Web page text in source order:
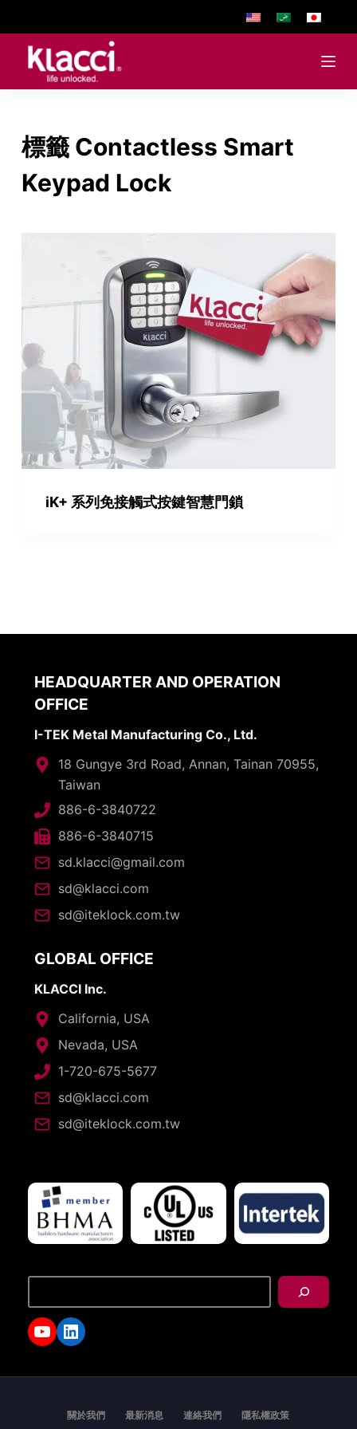
標籤Contactless Smart
Keypad Lock
iK+ 系列免接觸式按鍵智慧門鎖
HEADQUARTER AND OPERATION
OFFICE
I-TEK Metal Manufacturing Co., Ltd.
18 Gungye 3rd Road, Annan, Tainan 70955,
Taiwan
886-6-3840722
886-6-3840715
sd.klacci@gmail.com
sd@klacci.com
sd@iteklock.com.tw
GLOBAL OFFICE
KLACCI Inc.
California, USA
Nevada, USA
1-720-675-5677
sd@klacci.com
sd@iteklock.com.tw
YouTube
LinkedIn
關於我們 最新消息 連絡我們 隱私權政策